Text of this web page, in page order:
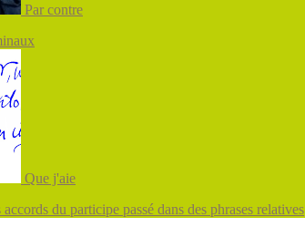
Par contre
Que j'aie
du participe passé dans des phrases relatives